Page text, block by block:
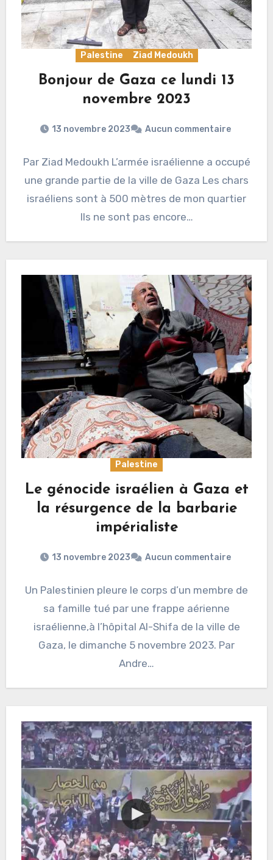
Palestine Ziad Medoukh
Bonjour de Gaza ce lundi 13
novembre 2023
13 novembre 2023 Aucun commentaire
Par Ziad Medoukh L’armée israélienne a occupé
une grande partie de la ville de Gaza Les chars
israéliens sont à 500 mètres de mon quartier
Ils ne sont pas encore…
Palestine
Le génocide israélien à Gaza et
la résurgence de la barbarie
impérialiste
13 novembre 2023 Aucun commentaire
Un Palestinien pleure le corps d’un membre de
sa famille tué par une frappe aérienne
israélienne,à l’hôpital Al-Shifa de la ville de
Gaza, le dimanche 5 novembre 2023. Par
Andre…